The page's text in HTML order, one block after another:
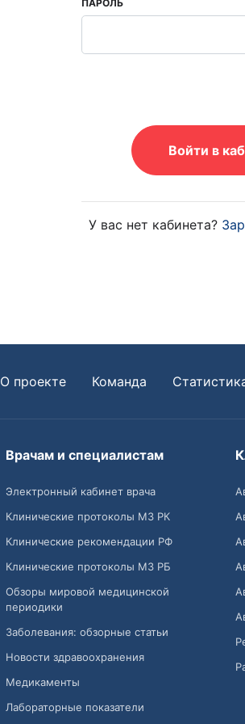
ПАРОЛЬ
Войти в
У вас нет кабинета?
О проекте Команда
Врачам и специалистам
Электронный кабинет врача
Клинические протоколы МЗ РК
Клинические рекомендации РФ
Клинические протоколы МЗ РБ
Обзоры мировой медицинской
периодики
Заболевания: обзорные статьи
Новости здравоохранения
Медикаменты
Лабораторные показатели